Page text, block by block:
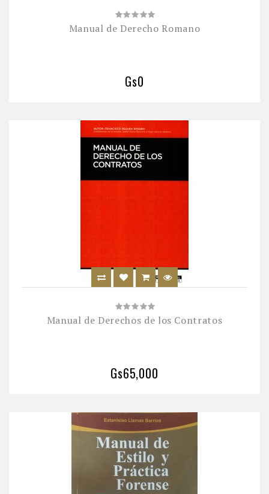
Manual de Derecho Romano
Gs0
Manual de Derechos de los Contratos
Gs65,000